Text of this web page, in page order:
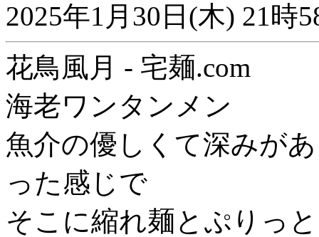
2025年1月30日(木) 21時
花鳥風月 - 宅麺.com
海老ワンタンメン
魚介の優しくて深みが
った感じで
そこに縮れ麺とぷりっ